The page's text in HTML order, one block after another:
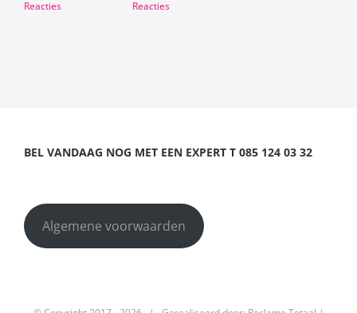
Reacties
Reacties
BEL VANDAAG NOG MET EEN EXPERT T 085 124 03 32
Algemene voorwaarden